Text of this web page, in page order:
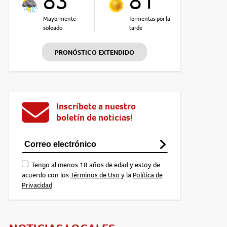
Mayormente
soleado
Tormentas por la
tarde
PRONÓSTICO EXTENDIDO
Inscríbete a nuestro
boletín de noticias!
Tengo al menos 18 años de edad y estoy de
acuerdo con losTérminos de Uso y la Política de
Privacidad